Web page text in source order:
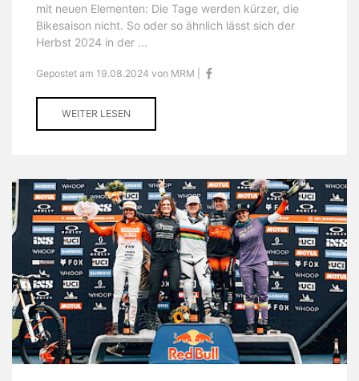
mit neuen Elementen: Die Tage werden kürzer, die
Bikesaison nicht. So oder so ähnlich lässt sich der
Herbst 2024 in der ...
Gepostet am 19.08.2024 von MRM |
WEITER LESEN